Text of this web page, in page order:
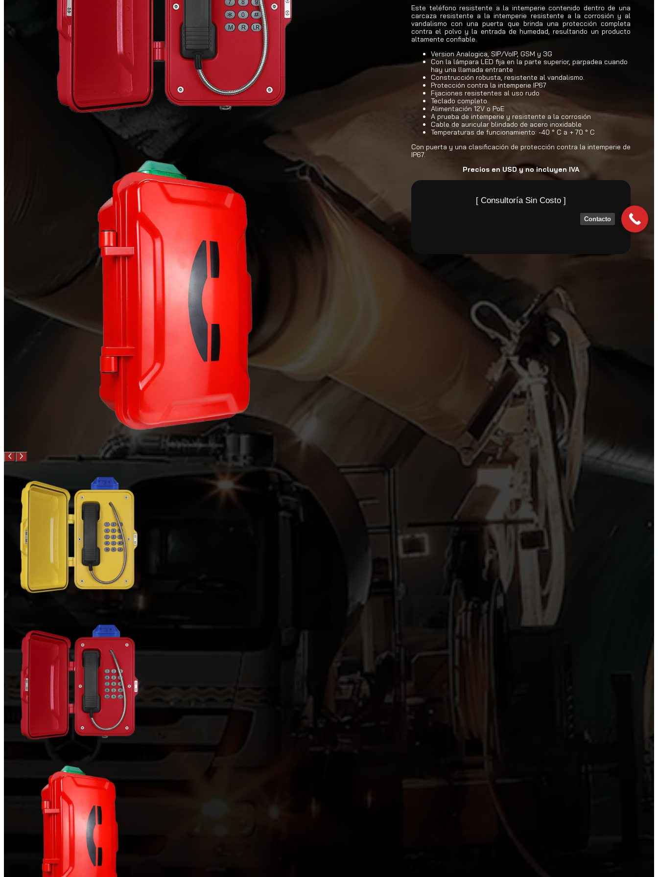
Este teléfono resistente a la intemperie contenido dentro de una
carcaza resistente a la intemperie resistente a la corrosión y al
vandalismo con una puerta que brinda una protección completa
contra el polvo y la entrada de humedad, resultando un producto
altamente confiable.
Version Analogica, SIP/VoIP, GSM y 3G
Con la lámpara LED fija en la parte superior, parpadea cuando
hay una llamada entrante
Construcción robusta, resistente al vandalismo.
Protección contra la intemperie IP67
Fijaciones resistentes al uso rudo
Teclado completo
Alimentación 12V o PoE
A prueba de intemperie y resistente a la corrosión
Cable de auricular blindado de acero inoxidable
Temperaturas de funcionamiento: -40 ° C a + 70 ° C
Con puerta y una clasificación de protección contra la intemperie de
IP67.
Precios en USD y no incluyen IVA
[ Consultoría Sin Costo ]
Contacto